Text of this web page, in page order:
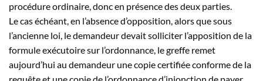
procédure ordinaire, donc en présence des deux parties.
Le cas échéant, en l’absence d’opposition, alors que sous
l’ancienne loi, le demandeur devait solliciter l’apposition de la
formule exécutoire sur l’ordonnance, le greffe remet
aujourd’hui au demandeur une copie certifiée conforme de la